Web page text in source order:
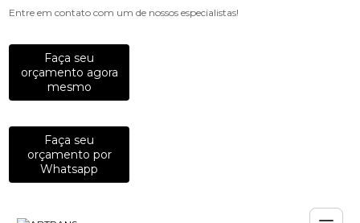
Entre em contato com um de nossos especialistas!
Faça seu
orçamento agora
mesmo
Faça seu
orçamento por
Whatsapp